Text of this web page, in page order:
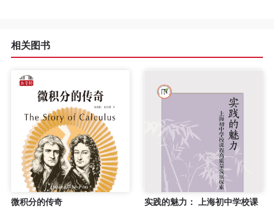
相关图书
微积分的传奇
实践的魅力： 上海初中学校课